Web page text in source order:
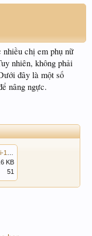
nhiều chị em phụ nữ
nhiên, không phải
đây là một số
nâng ngực.
KB
51